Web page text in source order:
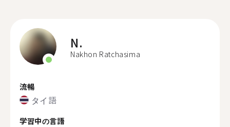
N.
Nakhon Ratchasima
流暢
タイ語
学習中の言語